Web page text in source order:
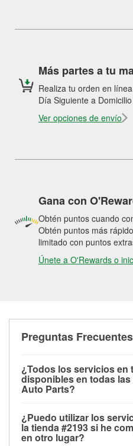
Más partes a tu
Realiza tu orden en
Día Siguiente a
Ver opciones de envío
Gana con
Obtén puntos cuando
Obtén puntos más
limitado con puntos
Únete a O'Rewards o
Preguntas Frecuentes
¿Todos los servicios en
disponibles en todas
Auto Parts?
las pruebas de batería,
motor de arranque,
¿Puedo utilizar los
la tienda #2193 si he
en otro lugar?